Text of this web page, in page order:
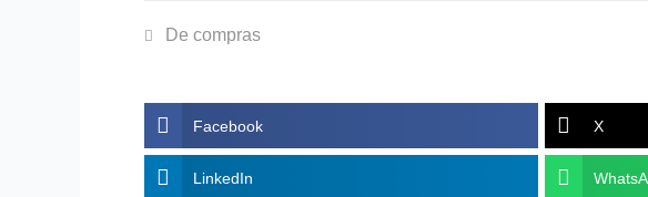
De compras
Facebook X
LinkedIn